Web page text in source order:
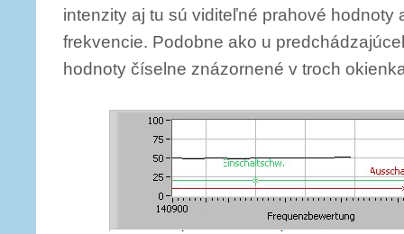
intenzity aj tu sú viditeľné prahové hodnoty
frekvencie. Podobne ako u
hodnoty číselne znázornené v troch